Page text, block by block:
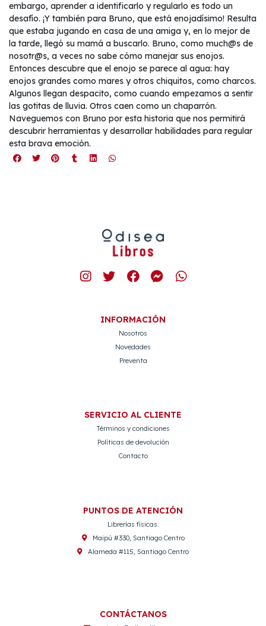
embargo, aprender a identificarlo y regularlo es todo un
desafío. ¡Y también para Bruno, que está enojadísimo! Resulta
que estaba jugando en casa de una amiga y, en lo mejor de
la tarde, llegó su mamá a buscarlo. Bruno, como much@s de
nosotr@s, a veces no sabe cómo manejar sus enojos.
Entonces descubre que el enojo se parece al agua: hay
enojos grandes como mares y otros chiquitos, como charcos.
Algunos llegan despacito, como cuando empezamos a sentir
las gotitas de lluvia. Otros caen como un chaparrón.
Naveguemos con Bruno por esta historia que nos permitirá
descubrir herramientas y desarrollar habilidades para regular
esta brava emoción.
INFORMACIÓN
Nosotros
Novedades
Preventa
SERVICIO AL CLIENTE
Términos y condiciones
Políticas de devolución
Contacto
PUNTOS DE ATENCIÓN
Librerías físicas:
Maipú #330, Santiago Centro
Alameda #115, Santiago Centro
CONTÁCTANOS